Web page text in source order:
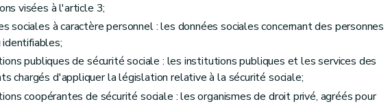
pénales et amendes administratives en cas de non respect des mesures de contrainte
visées à l'article 3;
sociales à caractère personnel : les données sociales concernant des personnes
publiques de sécurité sociale : les institutions publiques et les services des
chargés d'appliquer la législation relative à la sécurité sociale;
coopérantes de sécurité sociale : les organismes de droit privé, agréés pour